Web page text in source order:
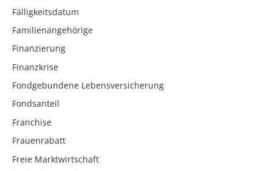
Fälligkeitsdatum
Familienangehörige
Finanzierung
Finanzkrise
Fondgebundene Lebensversicherung
Fondsanteil
Franchise
Frauenrabatt
Freie Marktwirtschaft